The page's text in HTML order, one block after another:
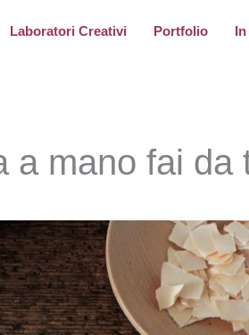
Laboratori Creativi Portfolio
a mano fai da